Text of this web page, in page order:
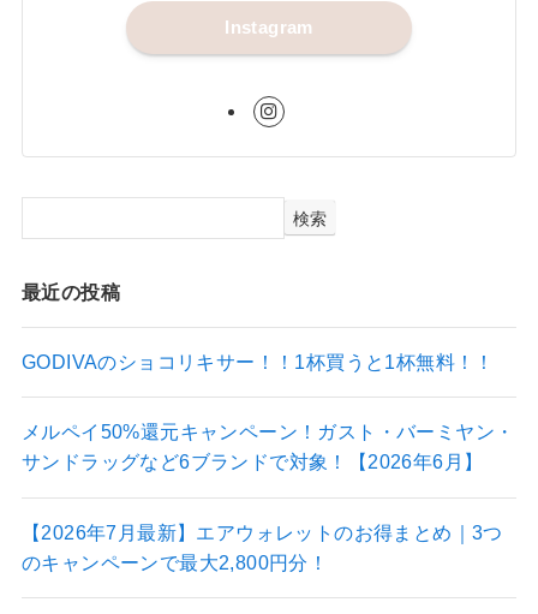
Instagram
検索
最近の投稿
GODIVAのショコリキサー！！1杯買うと1杯無料！！
メルペイ50%還元キャンペーン！ガスト・バーミヤン・
サンドラッグなど6ブランドで対象！【2026年6月】
【2026年7月最新】エアウォレットのお得まとめ｜3つ
のキャンペーンで最大2,800円分！